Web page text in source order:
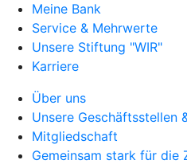
Meine Bank
Service & Mehrwerte
Unsere Stiftung "WIR"
Karriere
Über uns
Unsere Geschäftsstellen
Mitgliedschaft
Gemeinsam stark für die